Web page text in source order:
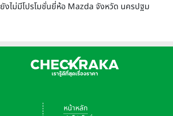
ยังไม่มีโปรโมชั่นยี่ห้อ Mazda จังหวัด นครปฐม
หน้าหลัก